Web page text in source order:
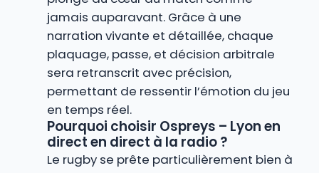
jamais auparavant. Grâce à une
narration vivante et détaillée, chaque
plaquage, passe, et décision arbitrale
sera retranscrit avec précision,
permettant de ressentir l’émotion du jeu
en temps réel.
Pourquoi choisir Ospreys – Lyon en
direct en direct à la radio ?
Le rugby se prête particulièrement bien à